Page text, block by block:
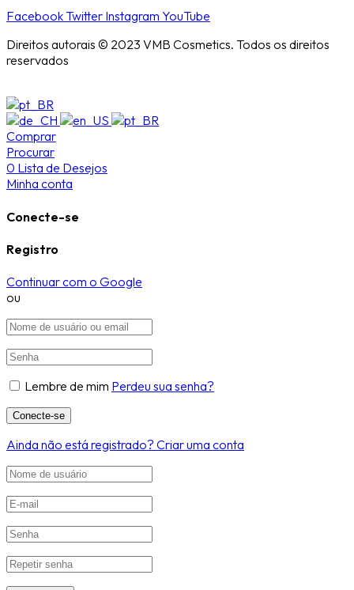
Facebook Twitter Instagram YouTube
Direitos autorais © 2023 VMB Cosmetics. Todos os direitos
reservados
Comprar
Procurar
0 Lista de Desejos
Minha conta
Conecte-se
Registro
Continuar com o Google
ou
Lembre de mim Perdeu sua senha?
Ainda não está registrado? Criar uma conta